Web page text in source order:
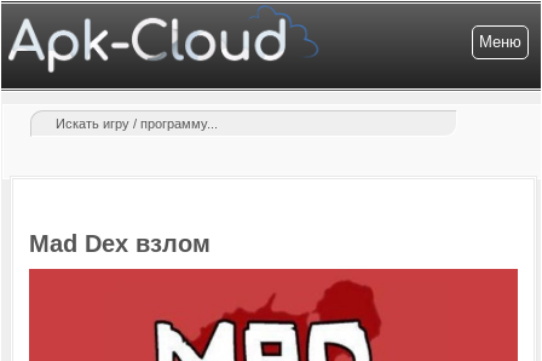
Меню
Mad Dex взлом